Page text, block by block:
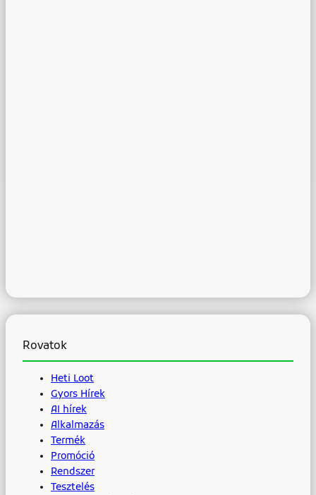
Rovatok
Heti Loot
Gyors Hírek
AI hírek
Alkalmazás
Termék
Promóció
Rendszer
Tesztelés